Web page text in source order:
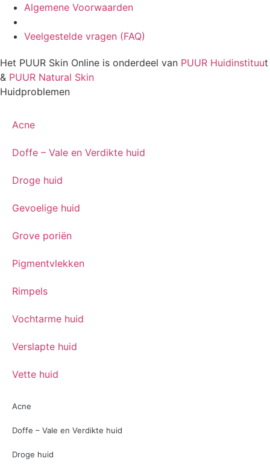
Algemene Voorwaarden
Veelgestelde vragen (FAQ)
Het PUUR Skin Online is onderdeel van PUUR Huidinstituut
& PUUR Natural Skin
Huidproblemen
Acne
Doffe – Vale en Verdikte huid
Droge huid
Gevoelige huid
Grove poriën
Pigmentvlekken
Rimpels
Vochtarme huid
Verslapte huid
Vette huid
Acne
Doffe – Vale en Verdikte huid
Droge huid